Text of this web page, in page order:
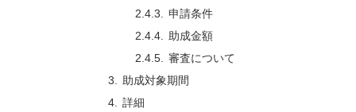
申請条件
助成金額
審査について
助成対象期間
詳細